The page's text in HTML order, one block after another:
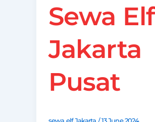
Sewa Elf
Jakarta
Pusat